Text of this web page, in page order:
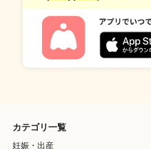
カテゴリ一覧
妊娠・出産